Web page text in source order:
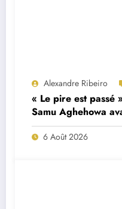
Alexandre Ribeiro
« Le pire est passé
Samu Aghehowa
Porto ?
6 Août 2026